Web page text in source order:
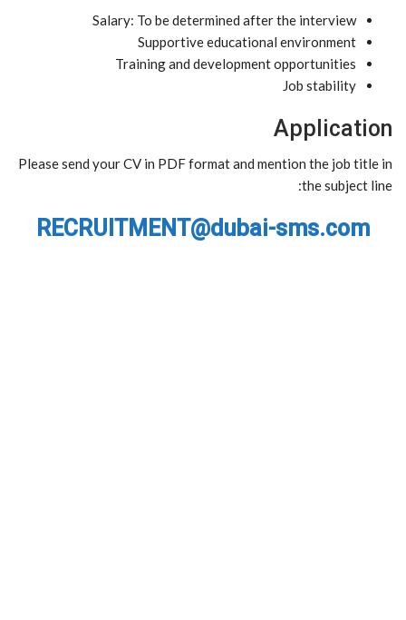
Salary: To be determined after the interview
Supportive educational environment
Training and development opportunities
Job stability
Application
Please send your CV in PDF format and mention the job title in
the subject line:
RECRUITMENT@dubai-sms.com